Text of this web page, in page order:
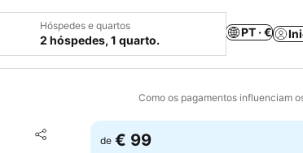
Hóspedes e quartos
2 hóspedes, 1 quarto.
PT · €
Como os pagamentos influenciam
Partilhar
Adicionar aos favoritos
de € 99